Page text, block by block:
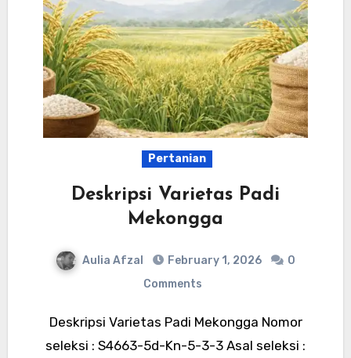
Pertanian
Deskripsi Varietas Padi
Mekongga
Aulia Afzal February 1, 2026
0
Comments
Deskripsi Varietas Padi Mekongga Nomor
seleksi : S4663-5d-Kn-5-3-3 Asal seleksi :